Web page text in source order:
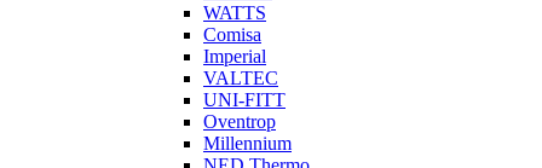
WATTS
Comisa
Imperial
VALTEC
UNI-FITT
Oventrop
Millennium